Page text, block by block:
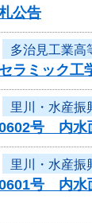
公告
多治見工業高
セラミッ
里川・水産振
0602号 内
里川・水産振
0601号 内